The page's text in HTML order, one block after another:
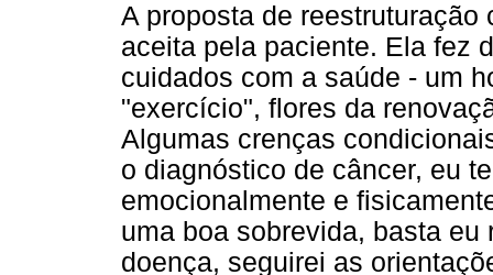
A proposta de
aceita pela paciente. Ela fez
cuidados com a saúde - um
"exercício", flores da
Algumas crenças
o diagnóstico de câncer, eu
emocionalmente e
uma boa sobrevida, basta
doença, seguirei as